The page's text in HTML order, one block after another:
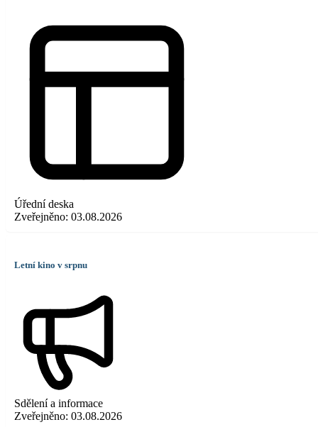
Úřední deska
Zveřejněno: 03.08.2026
Letní kino v srpnu
Sdělení a informace
Zveřejněno: 03.08.2026